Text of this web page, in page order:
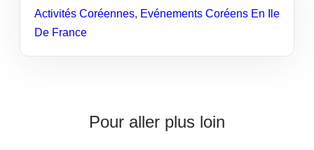
Activités Coréennes, Evénements Coréens En Ile
De France
Pour aller plus loin